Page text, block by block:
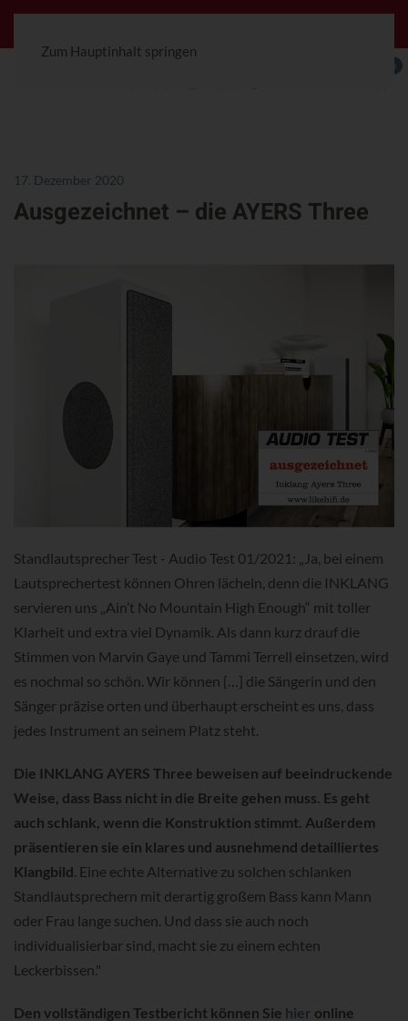
Zum Hauptinhalt springen
0
17. Dezember 2020
Ausgezeichnet – die AYERS Three
Standlautsprecher Test - Audio Test 01/2021: „Ja, bei einem
Lautsprechertest können Ohren lächeln, denn die INKLANG
servieren uns „Ain’t No Mountain High Enough“ mit toller
Klarheit und extra viel Dynamik. Als dann kurz drauf die
Stimmen von Marvin Gaye und Tammi Terrell einsetzen, wird
es nochmal so schön. Wir können […] die Sängerin und den
Sänger präzise orten und überhaupt erscheint es uns, dass
jedes Instrument an seinem Platz steht.
Die INKLANG AYERS Three beweisen auf beeindruckende
Weise, dass Bass nicht in die Breite gehen muss. Es geht
auch schlank, wenn die Konstruktion stimmt. Außerdem
präsentieren sie ein klares und ausnehmend detailliertes
Klangbild. Eine echte Alternative zu solchen schlanken
Standlautsprechern mit derartig großem Bass kann Mann
oder Frau lange suchen. Und dass sie auch noch
individualisierbar sind, macht sie zu einem echten
Leckerbissen."
Den vollständigen Testbericht können Sie hier online